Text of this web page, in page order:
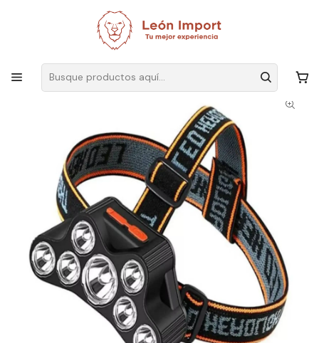
Envíos GRATIS
Linternas Portátiles
Linterna Frontal 7 Led Impermeable Recargable Por Usb Luz